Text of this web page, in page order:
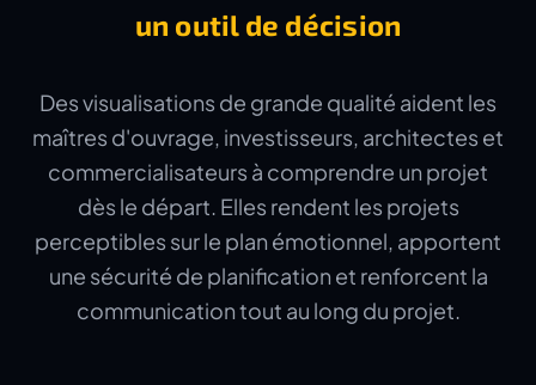
un outil de décision
Des visualisations de grande qualité aident les
maîtres d'ouvrage, investisseurs, architectes et
commercialisateurs à comprendre un projet
dès le départ. Elles rendent les projets
perceptibles sur le plan émotionnel, apportent
une sécurité de planification et renforcent la
communication tout au long du projet.